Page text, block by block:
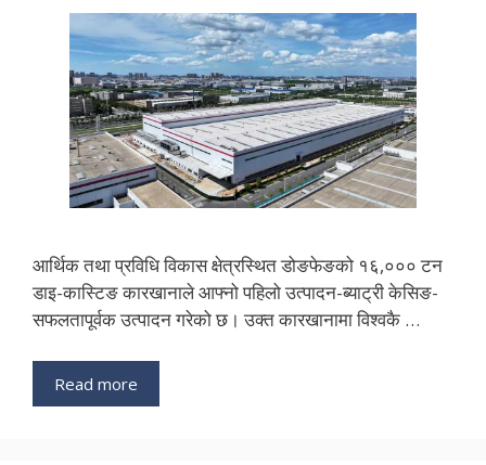
आर्थिक तथा प्रविधि विकास क्षेत्रस्थित डोङफेङको १६,००० टन
डाइ-कास्टिङ कारखानाले आफ्नो पहिलो उत्पादन-ब्याट्री केसिङ-
सफलतापूर्वक उत्पादन गरेको छ। उक्त कारखानामा विश्वकै …
Read more